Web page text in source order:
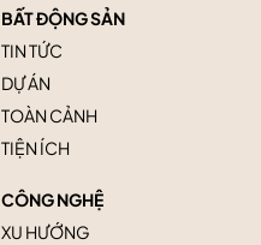
BẤT ĐỘNG SẢN
TIN TỨC
DỰ ÁN
TOÀN CẢNH
TIỆN ÍCH
CÔNG NGHỆ
XU HƯỚNG